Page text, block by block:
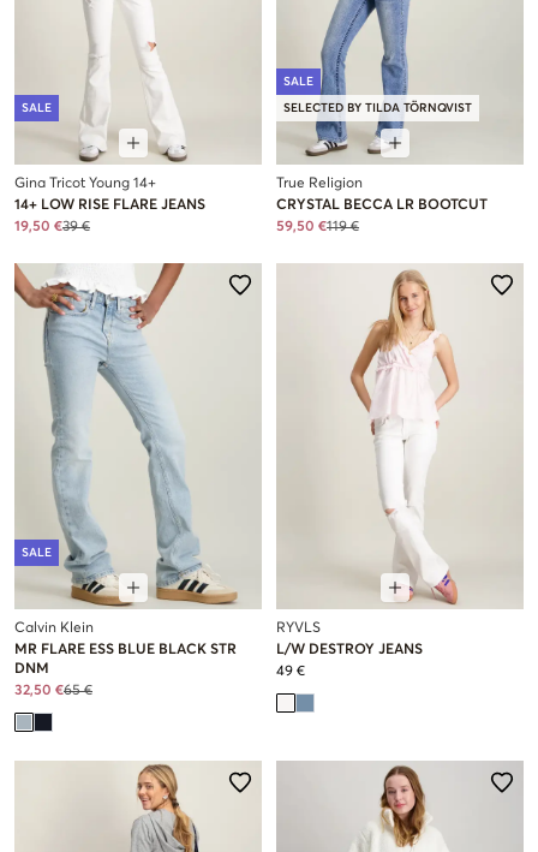
SALE
Gina Tricot Young 14+
14+ LOW RISE FLARE JEANS
19,50 €39 €
SALE
SELECTED BY TILDA TÖRNQVIST
True Religion
CRYSTAL BECCA LR BOOTCUT
59,50 €119 €
SALE
Calvin Klein
MR FLARE ESS BLUE BLACK STR
DNM
32,50 €65 €
RYVLS
L/W DESTROY JEANS
49 €